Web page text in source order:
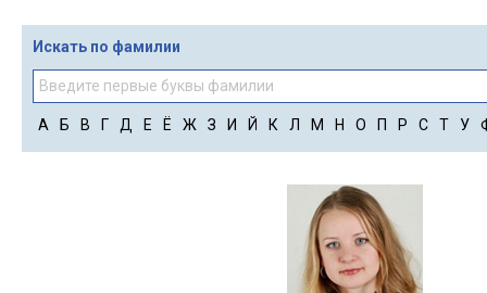
Искать по фамилии
А Б В Г Д Е Ё Ж З И Й К Л М Н О П Р С Т У